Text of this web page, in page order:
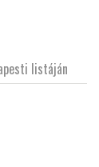
listáján